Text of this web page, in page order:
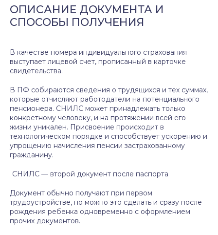
ОПИСАНИЕ ДОКУМЕНТА И
СПОСОБЫ ПОЛУЧЕНИЯ
В качестве номера индивидуального страхования
выступает лицевой счет, прописанный в карточке
свидетельства.
В ПФ собираются сведения о трудящихся и тех суммах,
которые отчисляют работодатели на потенциального
пенсионера. СНИЛС может принадлежать только
конкретному человеку, и на протяжении всей его
жизни уникален. Присвоение происходит в
технологическом порядке и способствует ускорению и
упрощению начисления пенсии застрахованному
гражданину.
СНИЛС — второй документ после паспорта
Документ обычно получают при первом
трудоустройстве, но можно это сделать и сразу после
рождения ребенка одновременно с оформлением
прочих документов.